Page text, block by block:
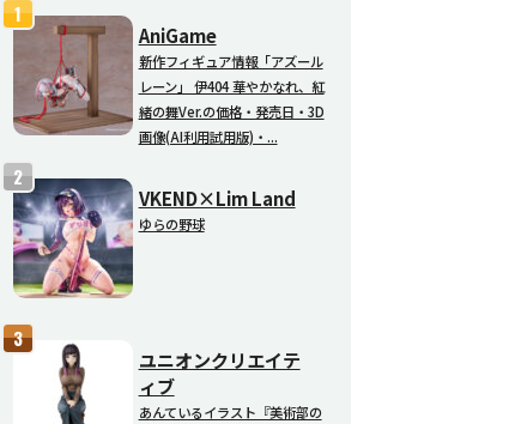
AniGame
新作フィギュア情報「アズール
レーン」 伊404 華やかなれ、紅
緒の舞Ver.の価格・発売日・3D
画像(AI利用試用版)・...
VKEND×Lim Land
ゆらの野球
ユニオンクリエイテ
ィブ
あんているイラスト『美術部の